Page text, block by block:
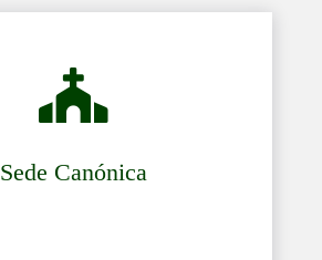

Sede Canónica